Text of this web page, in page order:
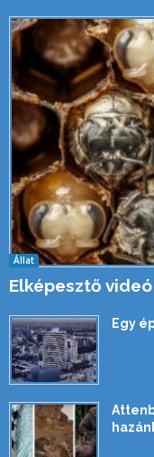
Állat
Elképesztő
Egy